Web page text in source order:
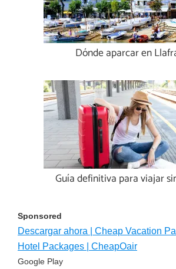
Dónde aparcar en
Guía definitiva para viajar